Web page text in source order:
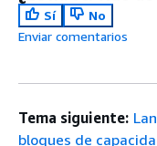
Sí
No
Enviar comentarios
Tema siguiente:
bloques de